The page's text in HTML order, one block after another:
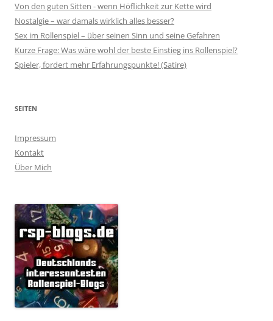
Von den guten Sitten - wenn Höflichkeit zur Kette wird
Nostalgie – war damals wirklich alles besser?
Sex im Rollenspiel – über seinen Sinn und seine Gefahren
Kurze Frage: Was wäre wohl der beste Einstieg ins Rollenspiel?
Spieler, fordert mehr Erfahrungspunkte! (Satire)
SEITEN
Impressum
Kontakt
Über Mich